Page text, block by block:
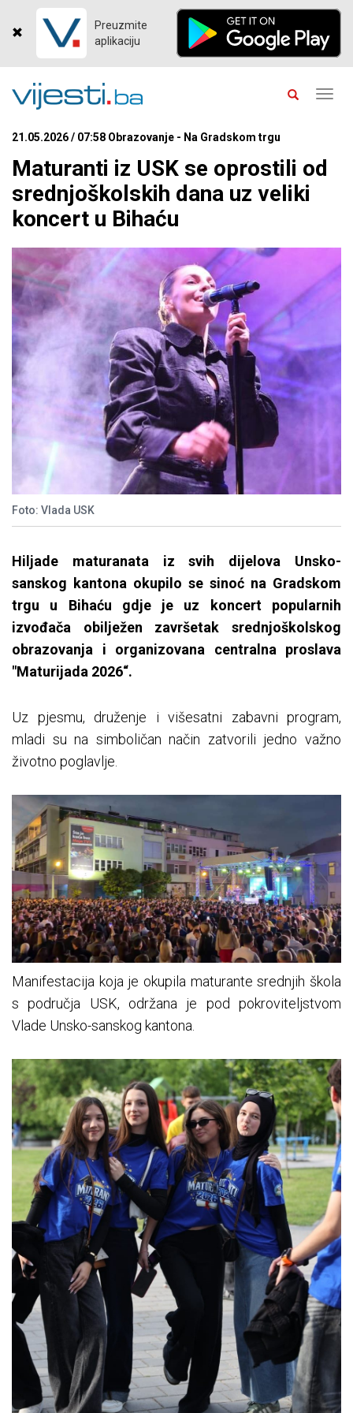
Preuzmite
aplikaciju
21.05.2026 / 07:58 Obrazovanje - Na Gradskom trgu
Maturanti iz USK se oprostili od
srednjoškolskih dana uz veliki
koncert u Bihaću
Foto: Vlada USK
Hiljade maturanata iz svih dijelova Unsko-
sanskog kantona okupilo se sinoć na Gradskom
trgu u Bihaću gdje je uz koncert popularnih
izvođača obilježen završetak srednjoškolskog
obrazovanja i organizovana centralna proslava
"Maturijada 2026“.
Uz pjesmu, druženje i višesatni zabavni program,
mladi su na simboličan način zatvorili jedno važno
životno poglavlje.
Manifestacija koja je okupila maturante srednjih škola
s područja USK, održana je pod pokroviteljstvom
Vlade Unsko-sanskog kantona.